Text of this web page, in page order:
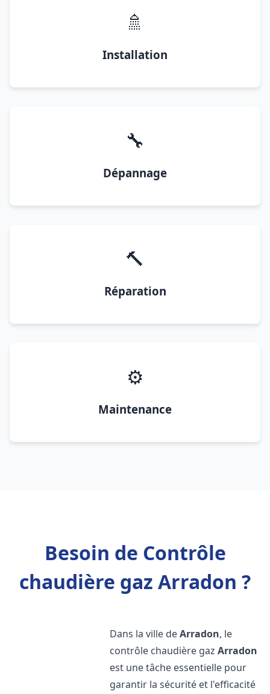
🚿
Installation
🔧
Dépannage
🔨
Réparation
⚙️
Maintenance
Besoin de Contrôle
chaudière gaz Arradon ?
Dans la ville deArradon, le
contrôle chaudière gazArradon
est une tâche essentielle pour
garantir la sécurité et l'efficacité